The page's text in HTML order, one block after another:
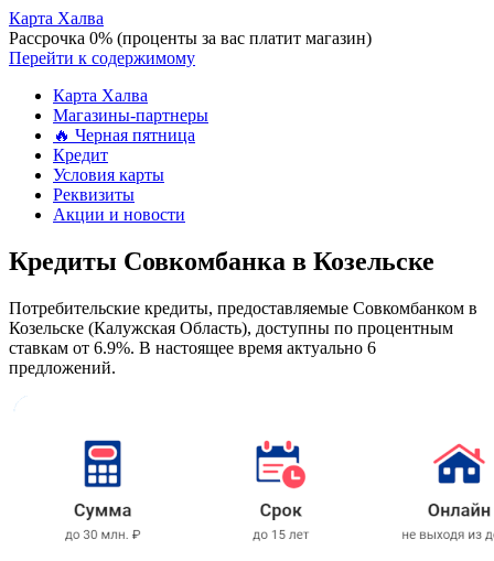
Карта Халва
Рассрочка 0% (проценты за вас платит магазин)
Перейти к содержимому
Карта Халва
Магазины-партнеры
🔥 Черная пятница
Кредит
Условия карты
Реквизиты
Акции и новости
Кредиты Совкомбанка в Козельске
Потребительские кредиты, предоставляемые Совкомбанком в
Козельске (Калужская Область), доступны по процентным
ставкам от 6.9%. В настоящее время актуально 6
предложений.